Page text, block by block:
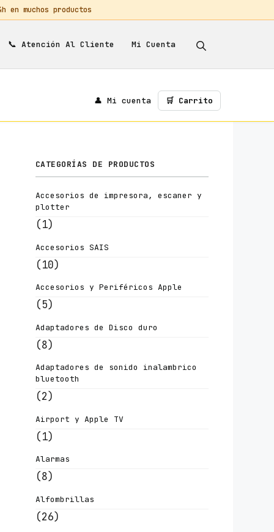
muchos productos
📞 Atención Al Cliente Mi Cuenta
👤 Mi cuenta 🛒 Carrito
CATEGORÍAS DE PRODUCTOS
Accesorios de impresora, escaner y
plotter
(1)
Accesorios SAIS
(10)
Accesorios y Periféricos Apple
(5)
Adaptadores de Disco duro
(8)
Adaptadores de sonido inalambrico
bluetooth
(2)
Airport y Apple TV
(1)
Alarmas
(8)
Alfombrillas
(26)